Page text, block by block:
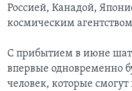
Россией, Канадой,
космическим
С прибытием в июне
впервые одновременно
человек, которые смогут